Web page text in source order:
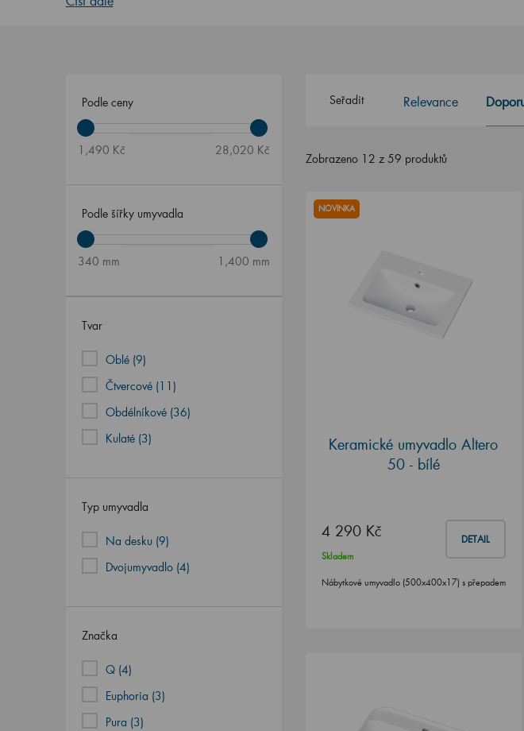
Podle ceny
1,490 Kč 28,020 Kč
Podle šířky umyvadla
340 mm 1,400 mm
Tvar
Oblé (9)
Čtvercové (11)
Obdélníkové (36)
Kulaté (3)
Typ umyvadla
Na desku (9)
Dvojumyvadlo (4)
Značka
Q (4)
Euphoria (3)
Pura (3)
Seřadit Relevance
Zobrazeno 12 z 59 produktů
NOVINKA
Keramické umyvadlo Altero
50 - bílé
4 290 Kč DETAIL
Skladem
Nábytkové umyvadlo (500x400x17) s přepadem